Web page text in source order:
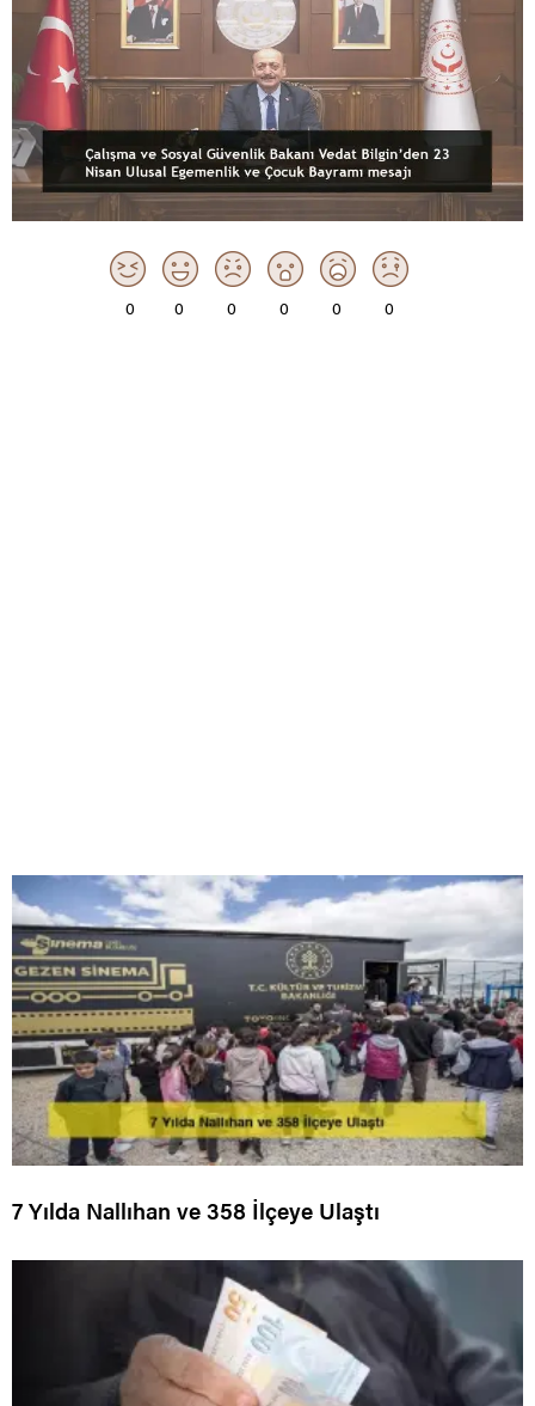
0 0 0 0 0 0
7 Yılda Nallıhan ve 358 İlçeye Ulaştı